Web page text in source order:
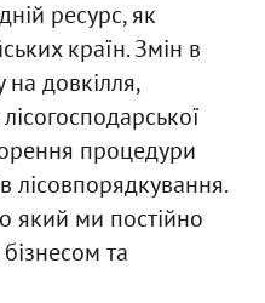
ресурс, як
країн. Змін в
довкілля,
процедури
лісовпорядкування.
який ми постійно
та